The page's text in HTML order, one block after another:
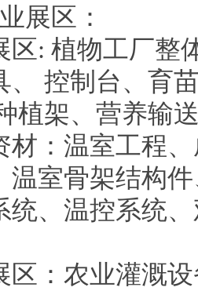
展区：
区: 植物工厂整
、 控制台、育
植架、营养输
材：温室工程
温室骨架结构
统、温控系统
区：农业灌溉